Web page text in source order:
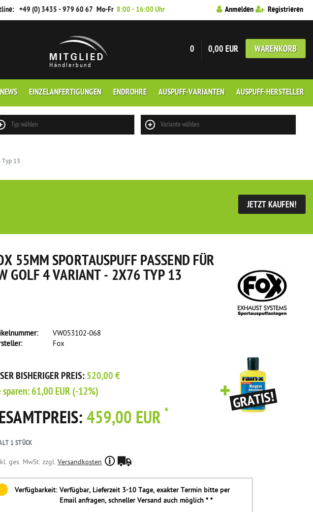
+49 (0) 3435 - 979 60 67 Mo-Fr 8:00 - 16:00 Uhr Anmelden Registrieren
0 0,00 EUR WARENKORB
NEWS EINZELANFERTIGUNGEN ENDROHRE AUSPUFF-VARIANTEN AUSPUFF-HERSTELLER
Typ wählen Variante wählen
Typ 13
JETZT KAUFEN!
55MM SPORTAUSPUFF PASSEND FÜR
GOLF 4 VARIANT - 2X76 TYP 13
VW053102-068
Fox
BISHERIGER PREIS:520,00 €
sparen:61,00 EUR(-12%)
459,00 EUR *
1STÜCK
ges. MwSt. zzgl. Versandkosten
Verfügbarkeit: Verfügbar, Lieferzeit 3-10 Tage, exakter Termin bitte per
Email anfragen, schneller Versand auch möglich * *